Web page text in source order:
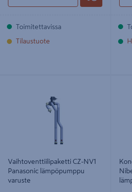
Toimitettavissa
Tilaustuote
Vaihtoventtiilipaketti CZ-NV1
Panasonic lämpöpumppu
varuste